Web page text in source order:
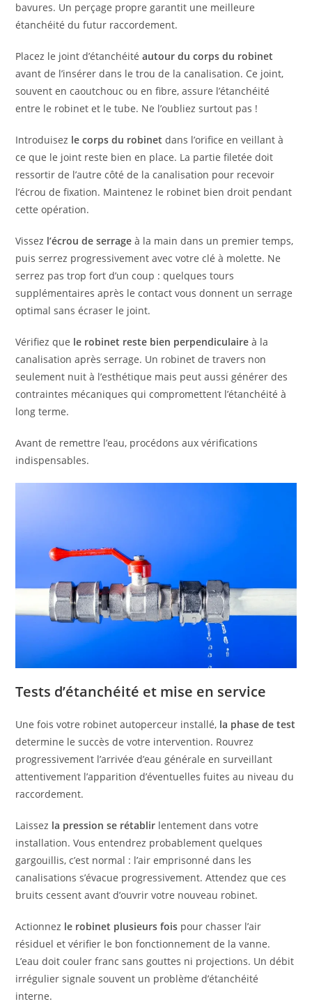
bavures. Un perçage propre garantit une meilleure
étanchéité du futur raccordement.
Placez le joint d’étanchéitéautour du corps du robinet
avant de l’insérer dans le trou de la canalisation. Ce joint,
souvent en caoutchouc ou en fibre, assure l’étanchéité
entre le robinet et le tube. Ne l’oubliez surtout pas !
Introduisez le corps du robinet dans l’orifice en veillant à
ce que le joint reste bien en place. La partie filetée doit
ressortir de l’autre côté de la canalisation pour recevoir
l’écrou de fixation. Maintenez le robinet bien droit pendant
cette opération.
Vissez l’écrou de serrage à la main dans un premier temps,
puis serrez progressivement avec votre clé à molette. Ne
serrez pas trop fort d’un coup : quelques tours
supplémentaires après le contact vous donnent un serrage
optimal sans écraser le joint.
Vérifiez que le robinet reste bien perpendiculaire à la
canalisation après serrage. Un robinet de travers non
seulement nuit à l’esthétique mais peut aussi générer des
contraintes mécaniques qui compromettent l’étanchéité à
long terme.
Avant de remettre l’eau, procédons aux vérifications
indispensables.
Tests d’étanchéité et mise en service
Une fois votre robinet autoperceur installé, la phase de test
determine le succès de votre intervention. Rouvrez
progressivement l’arrivée d’eau générale en surveillant
attentivement l’apparition d’éventuelles fuites au niveau du
raccordement.
Laissez la pression se rétablir lentement dans votre
installation. Vous entendrez probablement quelques
gargouillis, c’est normal : l’air emprisonné dans les
canalisations s’évacue progressivement. Attendez que ces
bruits cessent avant d’ouvrir votre nouveau robinet.
Actionnez le robinet plusieurs fois pour chasser l’air
résiduel et vérifier le bon fonctionnement de la vanne.
L’eau doit couler franc sans gouttes ni projections. Un débit
irrégulier signale souvent un problème d’étanchéité
interne.